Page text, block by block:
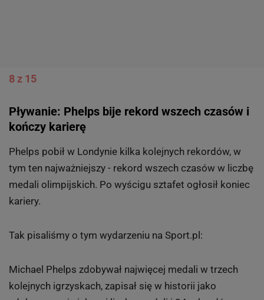
8 z 15
Pływanie: Phelps bije rekord wszech czasów i
kończy karierę